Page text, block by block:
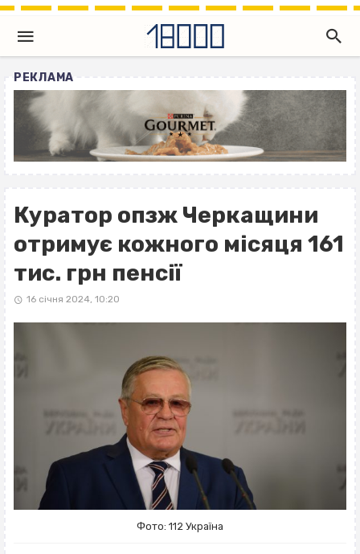
РЕКЛАМА
Куратор опзж Черкащини
отримує кожного місяця 161
тис. грн пенсії
16 січня 2024, 10:20
Фото: 112 Україна